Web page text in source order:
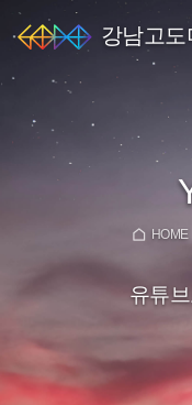
강남고도
HOME
유튜